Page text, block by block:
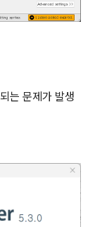
는 문제가 발생